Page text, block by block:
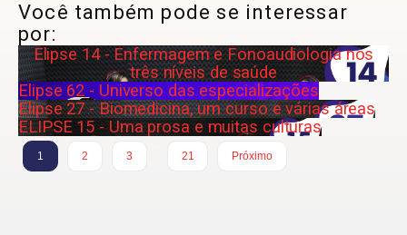
Você também pode se interessar
por:
Elipse 14 - Enfermagem e Fonoaudiologia nos
três níveis de saúde
Elipse 62 - Universo das especializações
Elipse 27 - Biomedicina, um curso e várias áreas
ELIPSE 15 - Uma prosa e muitas culturas
1 2 3
21
Próximo